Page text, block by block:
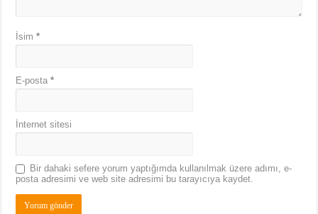
İsim*
E-posta*
İnternet sitesi
Bir dahaki sefere yorum yaptığımda kullanılmak üzere adımı, e-
posta adresimi ve web site adresimi bu tarayıcıya kaydet.